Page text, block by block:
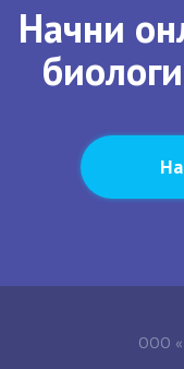
Начни
ООО